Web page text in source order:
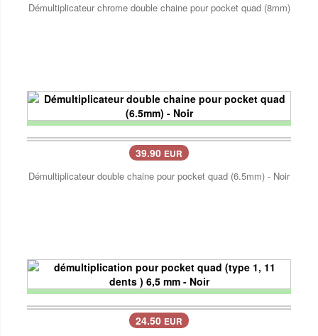
Démultiplicateur chrome double chaine pour pocket quad (8mm)
39.90 EUR
Démultiplicateur double chaine pour pocket quad (6.5mm) - Noir
24.50 EUR